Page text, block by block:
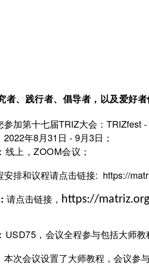
者、践行者、倡导者，以及爱好者
加第十七届TRIZ大会： TRIZfest
年8月31日 - 9月3日；
线上，ZOOM会议；
安排和议程请点击链接: https://
： 请点击链接， https://
： USD75， 会议全程参与包括大师教
次会议设置了大师教程，会议参